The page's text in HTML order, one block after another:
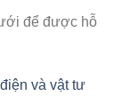
để được hỗ
và vật tư